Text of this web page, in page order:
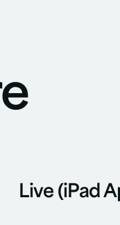
Live (iPad